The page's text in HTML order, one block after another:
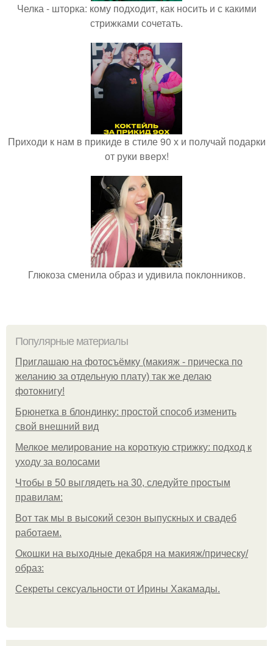
Челка - шторка: кому подходит, как носить и с какими
стрижками сочетать.
Приходи к нам в прикиде в стиле 90 х и получай подарки
от руки вверх!
Глюкоза сменила образ и удивила поклонников.
Популярные материалы
Приглашаю на фотосъёмку (макияж - прическа по
желанию за отдельную плату) так же делаю
фотокнигу!
Брюнетка в блондинку: простой способ изменить
свой внешний вид
Мелкое мелирование на короткую стрижку: подход к
уходу за волосами
Чтобы в 50 выглядеть на 30, следуйте простым
правилам:
Вот так мы в высокий сезон выпускных и свадеб
работаем.
Окошки на выходные декабря на макияж/прическу/
образ:
Секреты сексуальности от Ирины Хакамады.